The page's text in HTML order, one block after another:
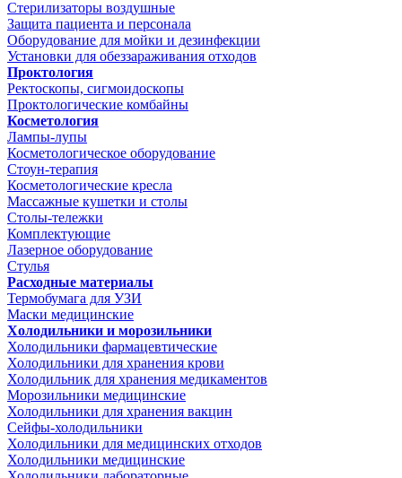
Стерилизаторы воздушные
Защита пациента и персонала
Оборудование для мойки и дезинфекции
Установки для обеззараживания отходов
Проктология
Ректоскопы, сигмоидоскопы
Проктологические комбайны
Косметология
Лампы-лупы
Косметологическое оборудование
Стоун-терапия
Косметологические кресла
Массажные кушетки и столы
Столы-тележки
Комплектующие
Лазерное оборудование
Стулья
Расходные материалы
Термобумага для УЗИ
Маски медицинские
Холодильники и морозильники
Холодильники фармацевтические
Холодильники для хранения крови
Холодильник для хранения медикаментов
Морозильники медицинские
Холодильники для хранения вакцин
Сейфы-холодильники
Холодильники для медицинских отходов
Холодильники медицинские